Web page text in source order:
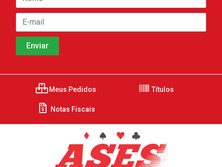
Meus Pedidos Títulos
Notas Fiscais